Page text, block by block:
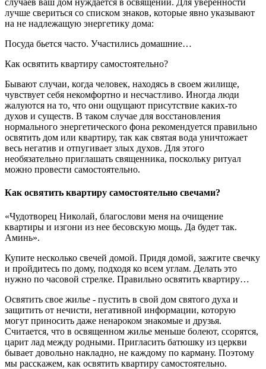
случаев ваш дом нуждается в освящении. Для уверенности
лучше свериться со списком знаков, которые явно указывают
на не надлежащую энергетику дома:
Посуда бьется часто. Участились домашние…
Как освятить квартиру самостоятельно?
Бывают случаи, когда человек, находясь в своем жилище,
чувствует себя некомфортно и несчастливо. Иногда люди
жалуются на то, что они ощущают присутствие каких-то
духов и существ. В таком случае для восстановления
нормального энергетического фона рекомендуется правильно
освятить дом или квартиру, так как святая вода уничтожает
весь негатив и отпугивает злых духов. Для этого
необязательно приглашать священника, поскольку ритуал
можно провести самостоятельно.
Как освятить квартиру самостоятельно свечами?
«Чудотворец Николай, благослови меня на очищение
квартиры и изгони из нее бесовскую мощь. Да будет так.
Аминь».
Купите несколько свечей домой. Придя домой, зажгите свечку
и пройдитесь по дому, подходя ко всем углам. Делать это
нужно по часовой стрелке. Правильно освятить квартиру…
Освятить свое жилье - пустить в свой дом святого духа и
защитить от нечисти, негативной информации, которую
могут приносить даже ненароком знакомые и друзья.
Считается, что в освященном жилье меньше болеют, ссорятся,
царит лад между родными. Пригласить батюшку из церкви
бывает довольно накладно, не каждому по карману. Поэтому
мы расскажем, как освятить квартиру самостоятельно.